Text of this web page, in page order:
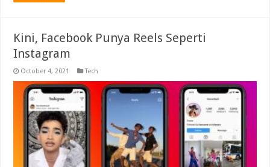
Kini, Facebook Punya Reels Seperti
Instagram
October 4, 2021 Tech